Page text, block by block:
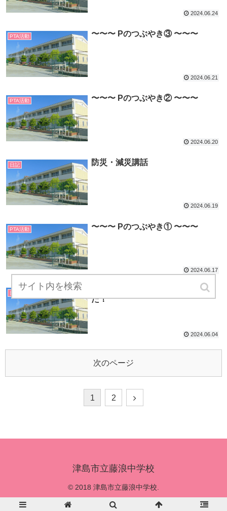
2024.06.24
PTA活動 〜〜〜 Pのつぶやき③ 〜〜〜
2024.06.21
PTA活動 〜〜〜 Pのつぶやき② 〜〜〜
2024.06.20
日記 防災・減災講話
2024.06.19
PTA活動 〜〜〜 Pのつぶやき① 〜〜〜
2024.06.17
日記
6/3(月) 人権啓発活動に参加しまし
た！
2024.06.04
次のページ
1 2
津島市立藤浪中学校
© 2018 津島市立藤浪中学校.